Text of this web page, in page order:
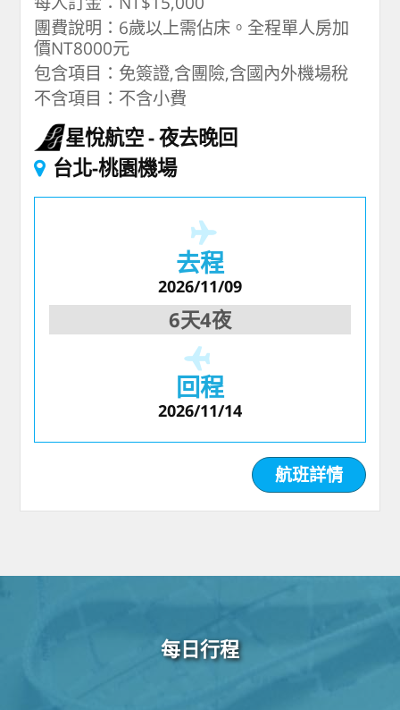
團費說明：6歲以上需佔床。全程單人房加
價NT8000元
包含項目：免簽證,含團險,含國內外機場稅
不含項目：不含小費
星悅航空 夜去晚回
台北-桃園機場
去程
2026/11/09
6天4夜
回程
2026/11/14
航班詳情
每日行程